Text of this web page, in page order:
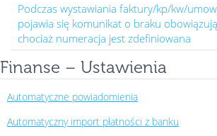
Podczas wystawiania faktury/kp/kw/
pojawia się komunikat o braku
chociaż numeracja jest zdefiniowana
Finanse – Ustawienia
Automatyczne powiadomienia
Automatyczny import płatności z banku